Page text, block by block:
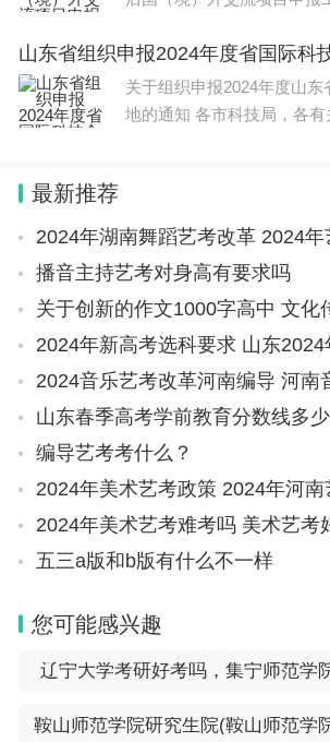
山东省组织申报2024年度省国际科
关于组织申报2024年度山东
地的通知 各市科技局，各有关单位： 为深入贯
最新推荐
2024年湖南舞蹈艺考改革 2024
播音主持艺考对身高有要求吗
关于创新的作文1000字高中 文化传承与创
2024年新高考选科要求 山东
2024音乐艺考改革河南编导 河南音乐
山东春季高考学前教育分数线多
编导艺考考什么？
2024年美术艺考政策 2024年河南艺术
2024年美术艺考难考吗 美术艺考
五三a版和b版有什么不一样
您可能感兴趣
辽宁大学考研好考吗，集宁师范学
鞍山师范学院研究生院(鞍山师范学